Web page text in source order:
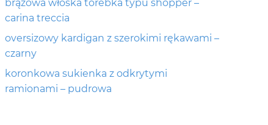
brązowa włoska torebka typu shopper –
carina treccia
oversizowy kardigan z szerokimi rękawami –
czarny
koronkowa sukienka z odkrytymi
ramionami – pudrowa